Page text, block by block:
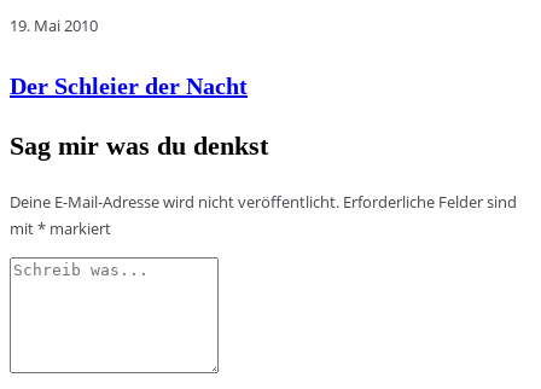
19. Mai 2010
Der Schleier der Nacht
Sag mir was du denkst
Deine E-Mail-Adresse wird nicht veröffentlicht. Erforderliche Felder sind
mit* markiert